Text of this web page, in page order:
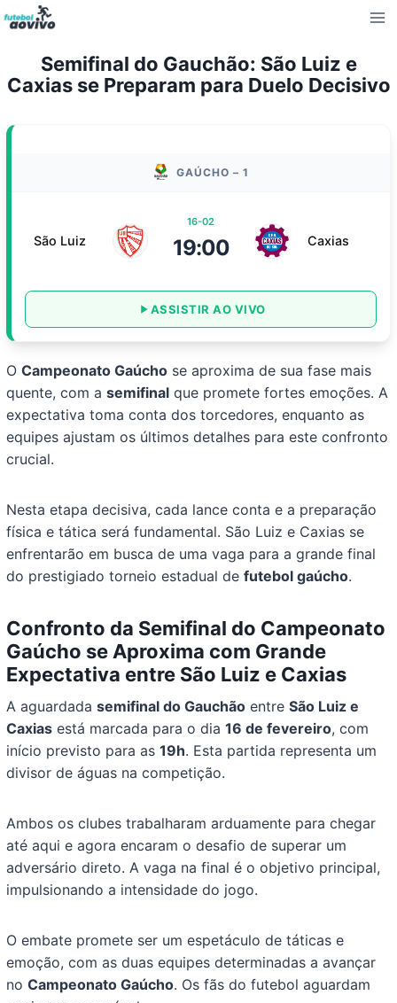
Pular
para
Conteúdo
Semifinal do Gauchão: São Luiz e
Caxias se Preparam para Duelo Decisivo
GAÚCHO – 1
São Luiz
16-02
19:00 Caxias
ASSISTIR AO VIVO
OCampeonato Gaúcho se aproxima de sua fase mais
quente, com asemifinal que promete fortes emoções. A
expectativa toma conta dos torcedores, enquanto as
equipes ajustam os últimos detalhes para este confronto
crucial.
Nesta etapa decisiva, cada lance conta e a preparação
física e tática será fundamental. São Luiz e Caxias se
enfrentarão em busca de uma vaga para a grande final
do prestigiado torneio estadual defutebol gaúcho.
Confronto da Semifinal do Campeonato
Gaúcho se Aproxima com Grande
Expectativa entre São Luiz e Caxias
A aguardadasemifinal do Gauchão entreSão Luiz e
Caxias está marcada para o dia16 de fevereiro, com
início previsto para as19h. Esta partida representa um
divisor de águas na competição.
Ambos os clubes trabalharam arduamente para chegar
até aqui e agora encaram o desafio de superar um
adversário direto. A vaga na final é o objetivo principal,
impulsionando a intensidade do jogo.
O embate promete ser um espetáculo de táticas e
emoção, com as duas equipes determinadas a avançar
noCampeonato Gaúcho. Os fãs do futebol aguardam